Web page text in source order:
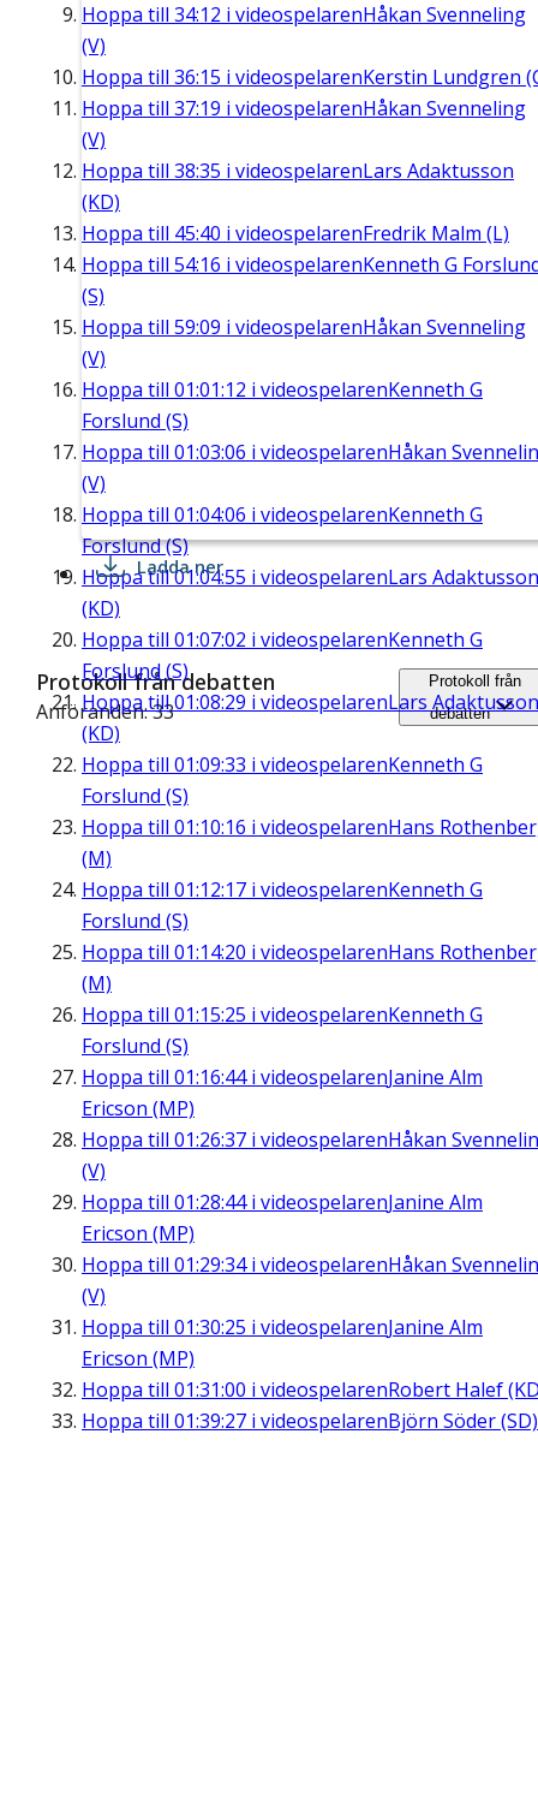
Hoppa till 34:12 i videospelarenHåkan Svenneling
(V)
Hoppa till 36:15 i videospelarenKerstin Lundgren
Hoppa till 37:19 i videospelarenHåkan Svenneling
(V)
Hoppa till 38:35 i videospelarenLars Adaktusson
(KD)
Hoppa till 45:40 i videospelarenFredrik Malm (L)
Hoppa till 54:16 i videospelarenKenneth G
(S)
Hoppa till 59:09 i videospelarenHåkan Svenneling
(V)
Hoppa till 01:01:12 i videospelarenKenneth G
Forslund (S)
Hoppa till 01:03:06 i videospelarenHåkan
(V)
Hoppa till 01:04:06 i videospelarenKenneth G
Forslund (S)
Hoppa till01:04:55 i videospelarenLars Adaktusson
(KD)
Hoppa till 01:07:02 i videospelarenKenneth G
Forslund (S)
Hoppa till01:08:29 i videospelarenLars Adaktusson
(KD)
Hoppa till 01:09:33 i videospelarenKenneth G
Forslund (S)
Hoppa till 01:10:16 i videospelarenHans
(M)
Hoppa till 01:12:17 i videospelarenKenneth G
Forslund (S)
Hoppa till 01:14:20 i videospelarenHans
(M)
Hoppa till 01:15:25 i videospelarenKenneth G
Forslund (S)
Hoppa till 01:16:44i videospelarenJanine Alm
Ericson (MP)
Hoppa till 01:26:37 i videospelarenHåkan
(V)
Hoppa till 01:28:44i videospelarenJanine Alm
Ericson (MP)
Hoppa till 01:29:34i videospelarenHåkan
(V)
Hoppa till 01:30:25 i videospelarenJanine Alm
Ericson (MP)
Hoppa till 01:31:00 i videospelarenRobert Halef
Hoppa till 01:39:27 i videospelarenBjörn Söder (SD)
Ladda ner
Protokoll från debatten
Anföranden: 33
Protokoll från
debatten